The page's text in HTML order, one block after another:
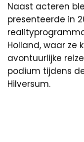
Naast acteren
presenteerde in
Holland, waar ze
avontuurlijke
podium tijdens
Hilversum.